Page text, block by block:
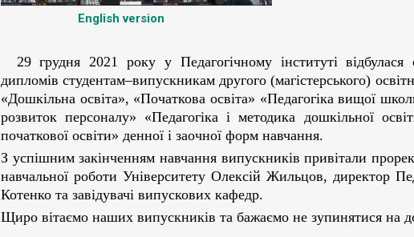
English version
29 грудня 2021 року у Педагогічному інституті відбулася
дипломів студентам–випускникам другого (магістерського)
«Дошкільна освіта», «Початкова освіта» «Педагогіка вищої
розвиток персоналу» «Педагогіка і методика дошкільної
початкової освіти» денної і заочної форм навчання.
З успішним закінченням навчання випускників привітали
навчальної роботи Університету Олексій Жильцов, директор
Котенко та завідувачі випускових кафедр.
Щиро вітаємо наших випускників та бажаємо не зупинятися на